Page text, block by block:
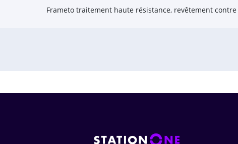
Frameto traitement haute résistance, revêtement